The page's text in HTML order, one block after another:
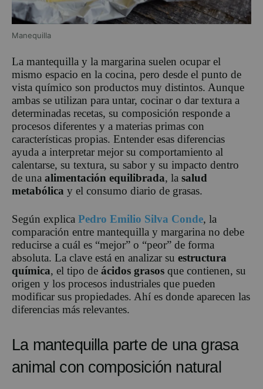
Manequilla
La mantequilla y la margarina suelen ocupar el
mismo espacio en la cocina, pero desde el punto de
vista químico son productos muy distintos. Aunque
ambas se utilizan para untar, cocinar o dar textura a
determinadas recetas, su composición responde a
procesos diferentes y a materias primas con
características propias. Entender esas diferencias
ayuda a interpretar mejor su comportamiento al
calentarse, su textura, su sabor y su impacto dentro
de una alimentación equilibrada, la salud
metabólica y el consumo diario de grasas.
Según explica Pedro Emilio Silva Conde, la
comparación entre mantequilla y margarina no debe
reducirse a cuál es “mejor” o “peor” de forma
absoluta. La clave está en analizar su estructura
química, el tipo de ácidos grasos que contienen, su
origen y los procesos industriales que pueden
modificar sus propiedades. Ahí es donde aparecen las
diferencias más relevantes.
La mantequilla parte de una grasa
animal con composición natural